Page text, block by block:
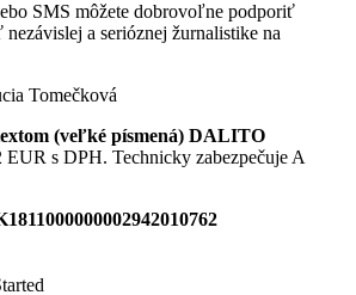
SMS môžete dobrovoľne podporiť
a serióznej žurnalistike na
Tomečková
(veľké písmená) DALITO
EUR s DPH. Technicky zabezpečuje A